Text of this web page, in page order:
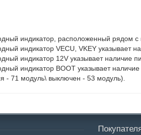
индикатор, расположенный рядом
индикатор VECU, VKEY указывает
индикатор 12V указывает наличие
индикатор BOOT указывает
- 71 модуль\ выключен - 53 модуль).